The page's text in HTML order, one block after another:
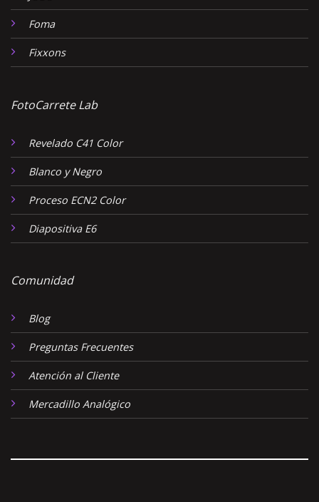
Foma
Fixxons
FotoCarrete Lab
Revelado C41 Color
Blanco y Negro
Proceso ECN2 Color
Diapositiva E6
Comunidad
Blog
Preguntas Frecuentes
Atención al Cliente
Mercadillo Analógico